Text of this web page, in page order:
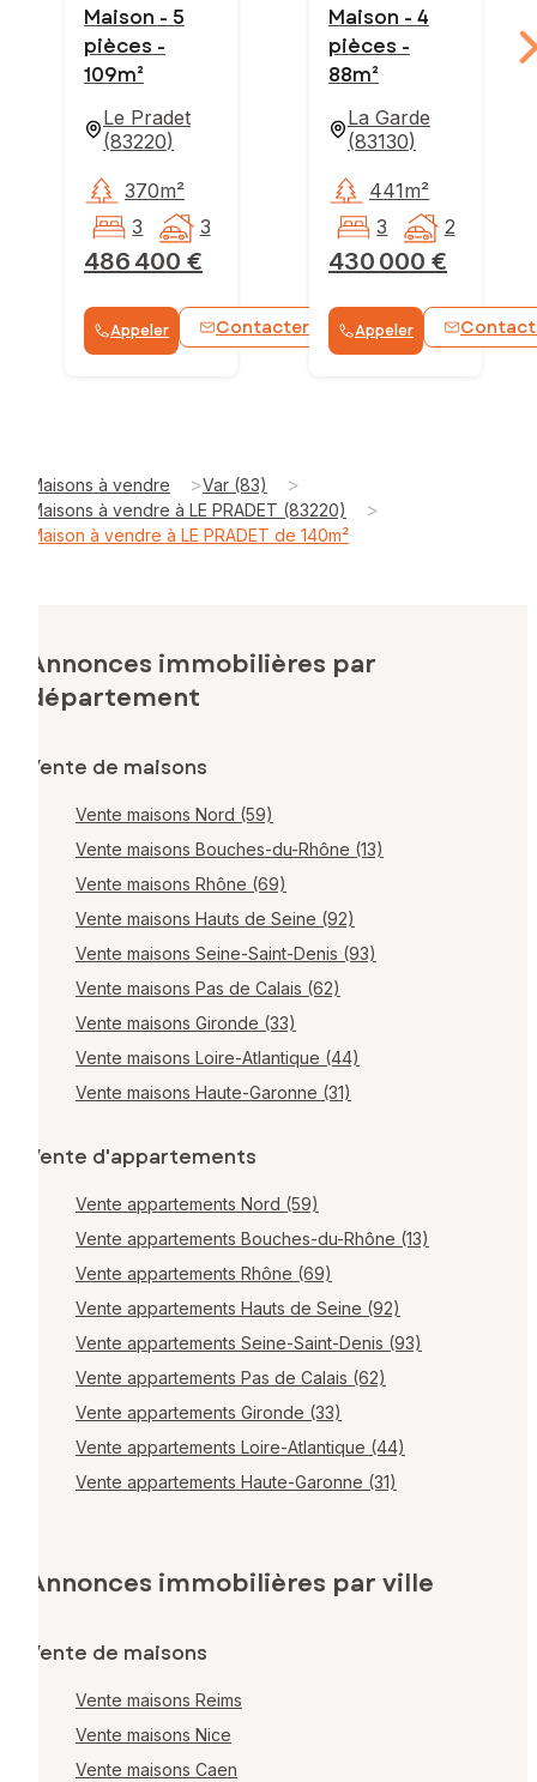
Maison - 5
pièces -
109m²
Le Pradet
(83220)
486 400 €
370m²
3
3
Appeler Contacter WhatsApp
Maison - 4
pièces -
88m²
La Garde
(83130)
430 000 €
441m²
3
2
Appeler
Maisons à vendre >Var (83) >
Maisons à vendre à LE PRADET (83220) >
Maison à vendre à LE PRADET de 140m²
Annonces immobilières par
département
Vente de maisons
Vente maisons Nord (59)
Vente maisons Bouches-du-Rhône (13)
Vente maisons Rhône (69)
Vente maisons Hauts de Seine (92)
Vente maisons Seine-Saint-Denis (93)
Vente maisons Pas de Calais (62)
Vente maisons Gironde (33)
Vente maisons Loire-Atlantique (44)
Vente maisons Haute-Garonne (31)
Vente d'appartements
Vente appartements Nord (59)
Vente appartements Bouches-du-Rhône (13)
Vente appartements Rhône (69)
Vente appartements Hauts de Seine (92)
Vente appartements Seine-Saint-Denis (93)
Vente appartements Pas de Calais (62)
Vente appartements Gironde (33)
Vente appartements Loire-Atlantique (44)
Vente appartements Haute-Garonne (31)
Annonces immobilières par ville
Vente de maisons
Vente maisons Reims
Vente maisons Nice
Vente maisons Caen